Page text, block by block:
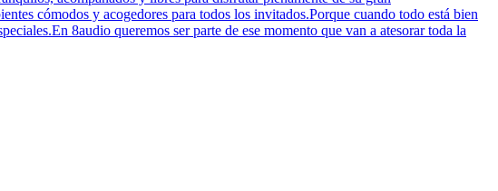
cómodos y acogedores para todos los invitados.Porque cuando todo está bien
8audio queremos ser parte de ese momento que van a atesorar toda la